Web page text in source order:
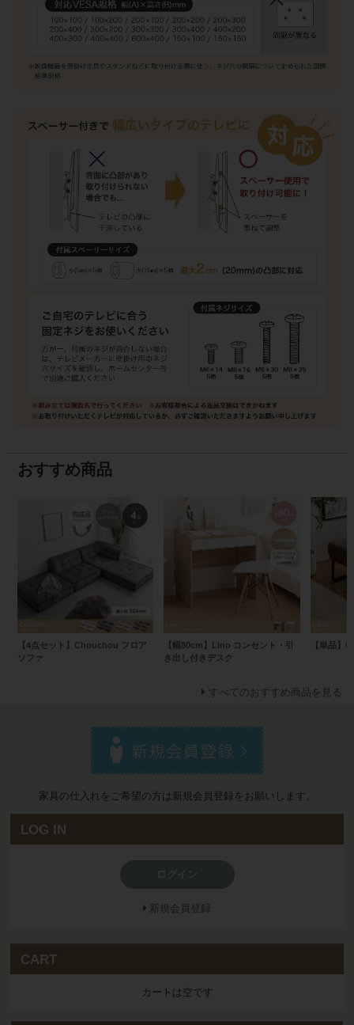
おすすめ商品
【4点セット】Chouchou フロア
ソファ
【幅80cm】Lino コンセント・引
き出し付きデスク
【単品】
すべてのおすすめ商品を見る
家具の仕入れをご希望の方は新規会員登録をお願いします。
LOG IN
新規会員登録
CART
カートは空です